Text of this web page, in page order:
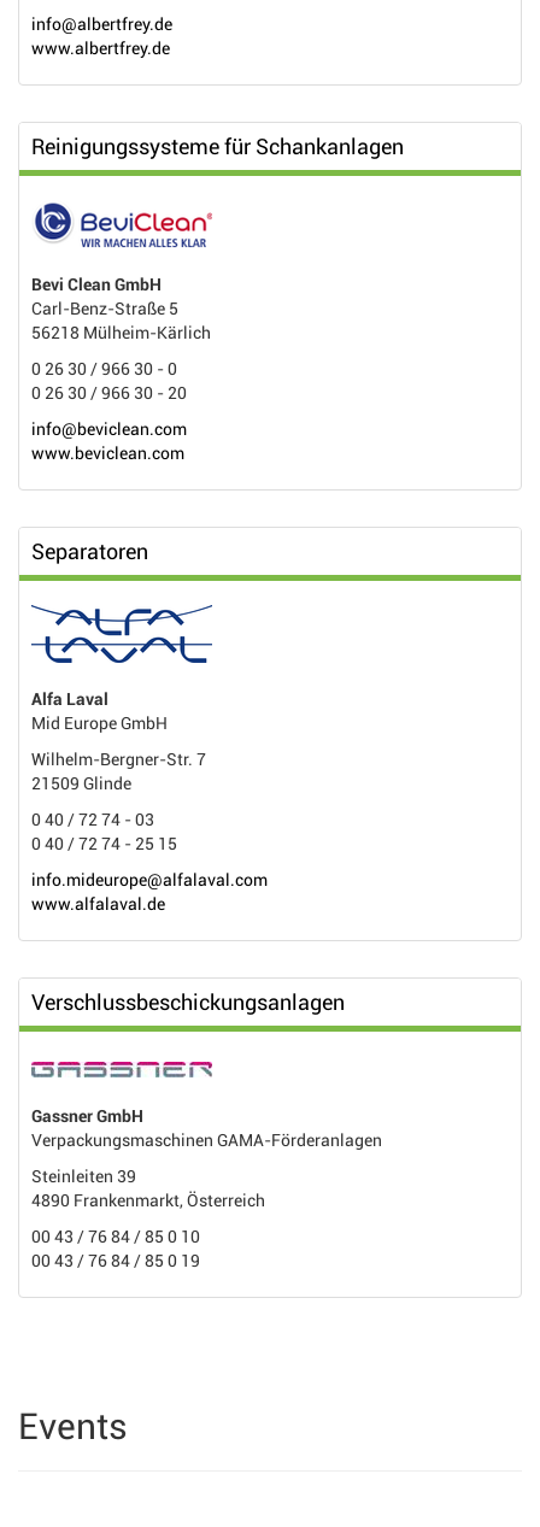
info@albertfrey.de
www.albertfrey.de
Reinigungssysteme für Schankanlagen
Bevi Clean GmbH
Carl-Benz-Straße 5
56218 Mülheim-Kärlich
0 26 30 / 966 30 - 0
0 26 30 / 966 30 - 20
info@beviclean.com
www.beviclean.com
Separatoren
Alfa Laval
Mid Europe GmbH
Wilhelm-Bergner-Str. 7
21509 Glinde
0 40 / 72 74 - 03
0 40 / 72 74 - 25 15
info.mideurope@alfalaval.com
www.alfalaval.de
Verschlussbeschickungsanlagen
Gassner GmbH
Verpackungsmaschinen GAMA-Förderanlagen
Steinleiten 39
4890 Frankenmarkt, Österreich
00 43 / 76 84 / 85 0 10
00 43 / 76 84 / 85 0 19
Events